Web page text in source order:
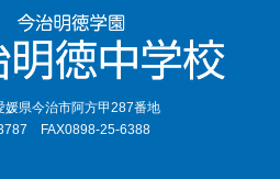
県今治市阿方甲287番地
FAX0898-25-6388